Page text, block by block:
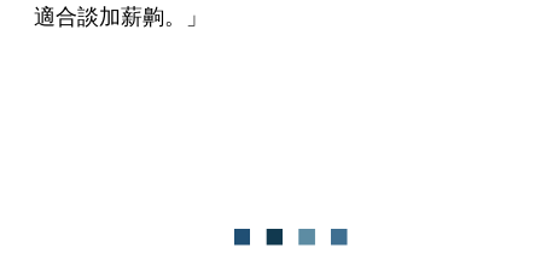
適合談加薪齁。」